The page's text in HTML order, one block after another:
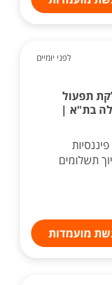
לפני יומיים
תפעול
בת"א |
תשלומים
מועמדות